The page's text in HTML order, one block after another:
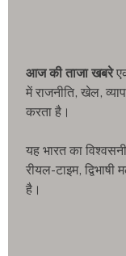
आज की ताजा खबरे
में राजनीति, खेल,
करता है।
यह भारत का
रीयल-टाइम,
है।